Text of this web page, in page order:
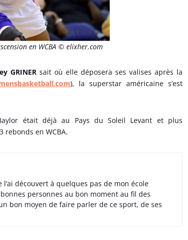
en WCBA © elixher.com
GRINER sait où elle déposera ses valises après la
), la superstar américaine s’est
était déjà au Pays du Soleil Levant et plus
en WCBA.
découvert à quelques pas de mon école
personnes au bon moment au fil des
bon moyen de faire parler de ce sport, de ses